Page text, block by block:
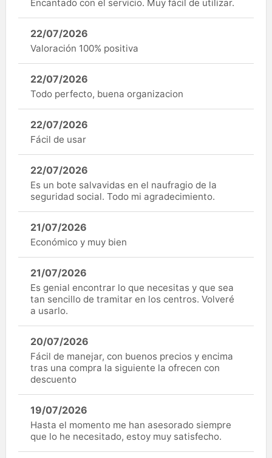
Encantado con el servicio. Muy fácil de utilizar.
22/07/2026
Valoración 100% positiva
22/07/2026
Todo perfecto, buena organizacion
22/07/2026
Fácil de usar
22/07/2026
Es un bote salvavidas en el naufragio de la
seguridad social. Todo mi agradecimiento.
21/07/2026
Económico y muy bien
21/07/2026
Es genial encontrar lo que necesitas y que sea
tan sencillo de tramitar en los centros. Volveré
a usarlo.
20/07/2026
Fácil de manejar, con buenos precios y encima
tras una compra la siguiente la ofrecen con
descuento
19/07/2026
Hasta el momento me han asesorado siempre
que lo he necesitado, estoy muy satisfecho.